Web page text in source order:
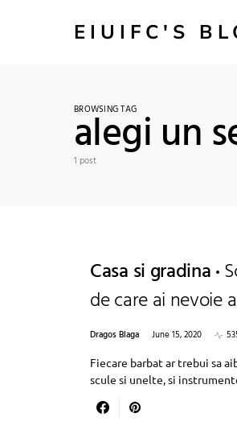
EIUIFC'S
BROWSING TAG
alegi un
1 post
Casa si gradina
de care ai nevoie
Dragos Blaga June 15, 2020
Fiecare barbat ar trebui sa
scule si unelte, si